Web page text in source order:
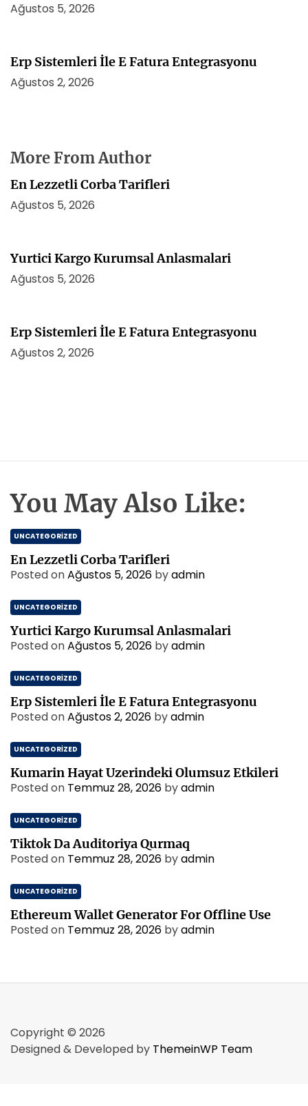
Ağustos 5, 2026
Erp Sistemleri İle E Fatura Entegrasyonu
Ağustos 2, 2026
More From Author
En Lezzetli Corba Tarifleri
Ağustos 5, 2026
Yurtici Kargo Kurumsal Anlasmalari
Ağustos 5, 2026
Erp Sistemleri İle E Fatura Entegrasyonu
Ağustos 2, 2026
You May Also Like:
UNCATEGORIZED
En Lezzetli Corba Tarifleri
Posted onAğustos 5, 2026 byadmin
UNCATEGORIZED
Yurtici Kargo Kurumsal Anlasmalari
Posted onAğustos 5, 2026 byadmin
UNCATEGORIZED
Erp Sistemleri İle E Fatura Entegrasyonu
Posted onAğustos 2, 2026 byadmin
UNCATEGORIZED
Kumarin Hayat Uzerindeki Olumsuz Etkileri
Posted on Temmuz 28, 2026 byadmin
UNCATEGORIZED
Tiktok Da Auditoriya Qurmaq
Posted on Temmuz 28, 2026 byadmin
UNCATEGORIZED
Ethereum Wallet Generator For Offline Use
Posted on Temmuz 28, 2026 byadmin
Copyright © 2026
Designed & Developed by ThemeinWP Team